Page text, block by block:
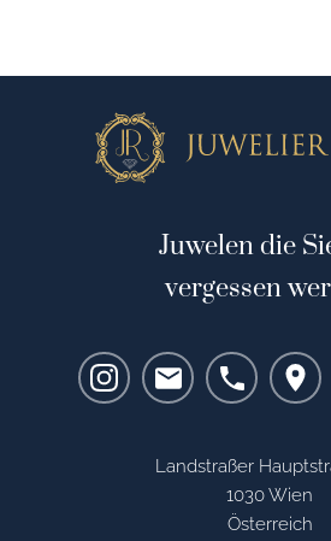
Juwelen die
vergessen
Landstraßer
1030 Wien
Österreich